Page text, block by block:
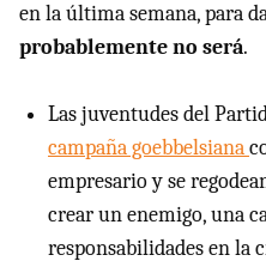
en la última semana, para
probablemente no será.
Las juventudes del
campaña goebbelsiana
empresario y se
crear un enemigo, una
responsabilidades en la